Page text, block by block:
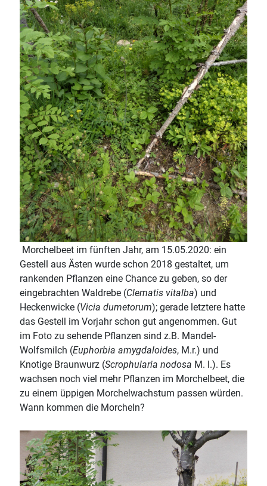
Morchelbeet im fünften Jahr, am 15.05.2020: ein
Gestell aus Ästen wurde schon 2018 gestaltet, um
rankenden Pflanzen eine Chance zu geben, so der
eingebrachten Waldrebe (Clematis vitalba) und
Heckenwicke (Vicia dumetorum); gerade letztere hatte
das Gestell im Vorjahr schon gut angenommen. Gut
im Foto zu sehende Pflanzen sind z.B. Mandel-
Wolfsmilch (Euphorbia amygdaloides, M.r.) und
Knotige Braunwurz (Scrophularia nodosa M. l.). Es
wachsen noch viel mehr Pflanzen im Morchelbeet, die
zu einem üppigen Morchelwachstum passen würden.
Wann kommen die Morcheln?